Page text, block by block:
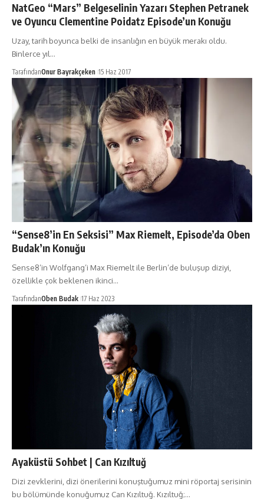
NatGeo “Mars” Belgeselinin Yazarı Stephen Petranek
ve Oyuncu Clementine Poidatz Episode’un Konuğu
Uzay, tarih boyunca belki de insanlığın en büyük merakı oldu.
Binlerce yıl…
TarafındanOnur Bayrakçeken 15 Haz 2017
“Sense8’in En Seksisi” Max Riemelt, Episode’da Oben
Budak’ın Konuğu
Sense8’in Wolfgang’i Max Riemelt ile Berlin’de buluşup diziyi,
özellikle çok beklenen ikinci…
TarafındanOben Budak 17 Haz 2023
Ayaküstü Sohbet | Can Kızıltuğ
Dizi zevklerini, dizi önerilerini konuştuğumuz mini röportaj serisinin
bu bölümünde konuğumuz Can Kızıltuğ. Kızıltuğ;…